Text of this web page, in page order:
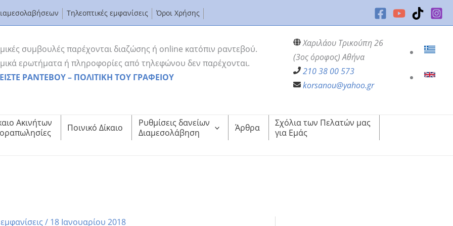
Τηλεοπτικές εμφανίσεις Όροι Χρήσης
συμβουλές παρέχονται διαζώσης ή online κατόπιν ραντεβού.
ερωτήματα ή πληροφορίες από τηλεφώνου δεν παρέχονται.
ΡΑΝΤΕΒΟΥ – ΠΟΛΙΤΙΚΗ ΤΟΥ ΓΡΑΦΕΙΟΥ
Χαριλάου Τρικούπη 26
(3ος όροφος) Αθήνα
210 38 00 573
korsanou@yahoo.gr
Ακινήτων
Ποινικό Δίκαιο
Ρυθμίσεις δανείων
Διαμεσολάβηση
Άρθρα
Σχόλια των Πελατών μας
για Εμάς
/ 18 Ιανουαρίου 2018